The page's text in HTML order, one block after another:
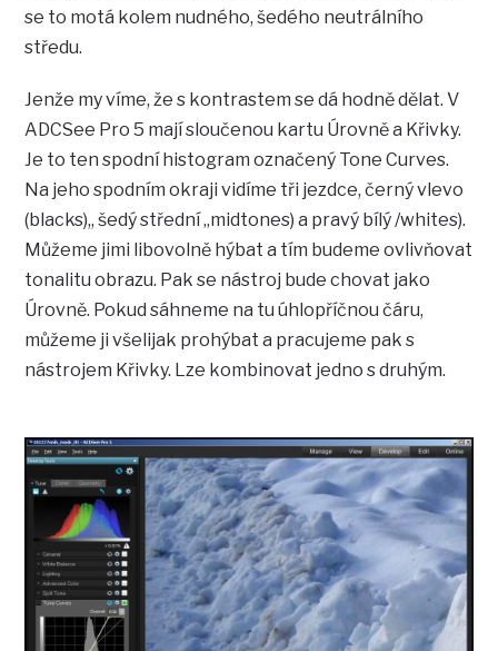
se to motá kolem nudného, šedého neutrálního
středu.
Jenže my víme, že s kontrastem se dá hodně dělat. V
ADCSee Pro 5 mají sloučenou kartu Úrovně a Křivky.
Je to ten spodní histogram označený Tone Curves.
Na jeho spodním okraji vidíme tři jezdce, černý vlevo
(blacks),, šedý střední „midtones) a pravý bílý /whites).
Můžeme jimi libovolně hýbat a tím budeme ovlivňovat
tonalitu obrazu. Pak se nástroj bude chovat jako
Úrovně. Pokud sáhneme na tu úhlopříčnou čáru,
můžeme ji všelijak prohýbat a pracujeme pak s
nástrojem Křivky. Lze kombinovat jedno s druhým.